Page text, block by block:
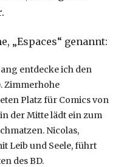
„Espaces“ genannt:
entdecke ich den
Zimmerhohe
Platz für Comics von
der Mitte lädt ein zum
Nicolas,
Leib und Seele, führt
des BD.